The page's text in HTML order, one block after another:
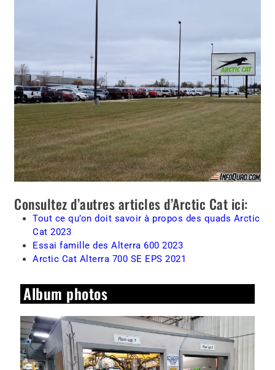
Consultez d’autres articles d’Arctic Cat ici:
Tout ce qu’on doit savoir à propos des quads Arctic
Cat 2023
Essai famille des Alterra 600 2023
Arctic Cat Alterra 700 SE EPS 2021
Album photos